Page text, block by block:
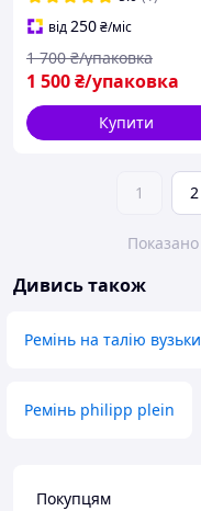
від250₴/міс
1 500₴/упаковка
1 700 ₴/упаковка
Купити
1 2
Дивись також
Ремінь на талію
Ремінь philipp plein
Покупцям